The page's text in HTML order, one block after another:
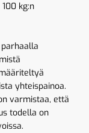
kg:n
yhteispainoa.
varmistaa, että
todella on